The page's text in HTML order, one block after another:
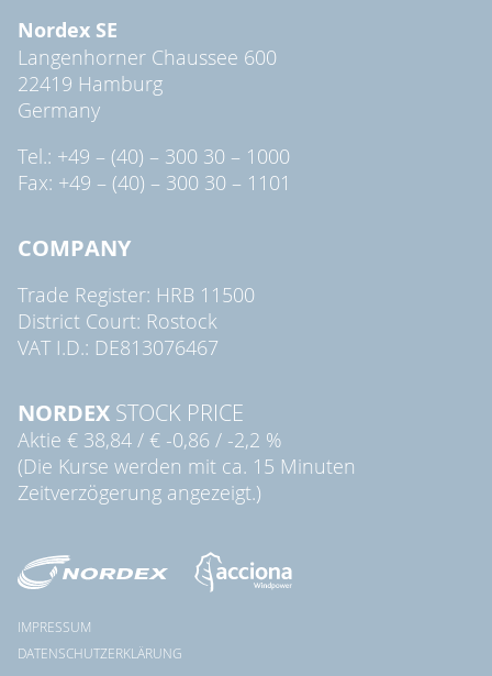
Nordex SE
Langenhorner Chaussee 600
22419 Hamburg
Germany
Tel.: +49 – (40) – 300 30 – 1000
Fax: +49 – (40) – 300 30 – 1101
COMPANY
Trade Register: HRB 11500
District Court: Rostock
VAT I.D.: DE813076467
NORDEX STOCK PRICE
Aktie € 38,84 / € -0,86 / -2,2 %
(Die Kurse werden mit ca. 15 Minuten
Zeitverzögerung angezeigt.)
IMPRESSUM
DATENSCHUTZERKLÄRUNG